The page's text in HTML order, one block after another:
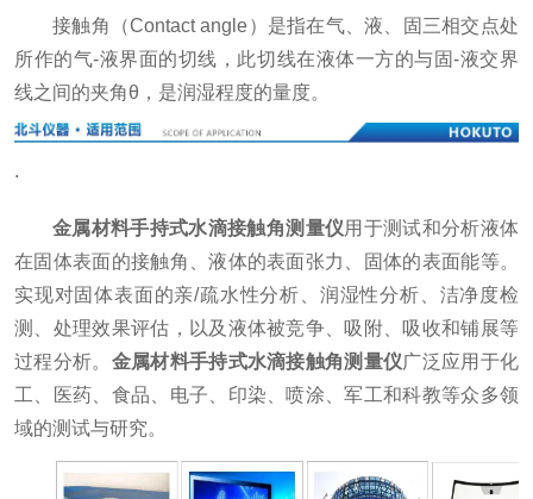
接触角（Contact angle）是指在气、液、固三相交点处
所作的气-液界面的切线，此切线在液体一方的与固-液交界
线之间的夹角θ，是润湿程度的量度。
.
金属材料手持式水滴接触角测量仪用于测试和分析液体
在固体表面的接触角、液体的表面张力、固体的表面能等。
实现对固体表面的亲/疏水性分析、润湿性分析、洁净度检
测、处理效果评估，以及液体被竞争、吸附、吸收和铺展等
过程分析。 金属材料手持式水滴接触角测量仪广泛应用于化
工、医药、食品、电子、印染、喷涂、军工和科教等众多领
域的测试与研究。